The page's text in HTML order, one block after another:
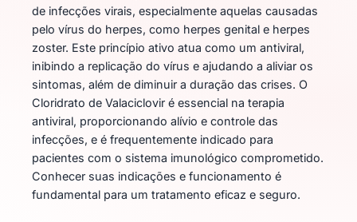
de infecções virais, especialmente aquelas causadas
pelo vírus do herpes, como herpes genital e herpes
zoster. Este princípio ativo atua como um antiviral,
inibindo a replicação do vírus e ajudando a aliviar os
sintomas, além de diminuir a duração das crises. O
Cloridrato de Valaciclovir é essencial na terapia
antiviral, proporcionando alívio e controle das
infecções, e é frequentemente indicado para
pacientes com o sistema imunológico comprometido.
Conhecer suas indicações e funcionamento é
fundamental para um tratamento eficaz e seguro.